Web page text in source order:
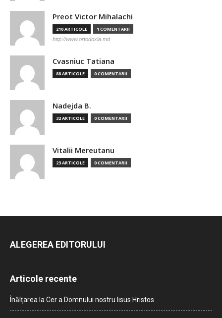
Preot Victor Mihalachi
210 ARTICOLE 1 COMENTARII
http://www.ortodoxia.md
Cvasniuc Tatiana
88 ARTICOLE 0 COMENTARII
Nadejda B.
32 ARTICOLE 0 COMENTARII
Vitalii Mereutanu
23 ARTICOLE 0 COMENTARII
ALEGEREA EDITORULUI
Articole recente
Înălțarea la Cer a Domnului nostru Iisus Hristos